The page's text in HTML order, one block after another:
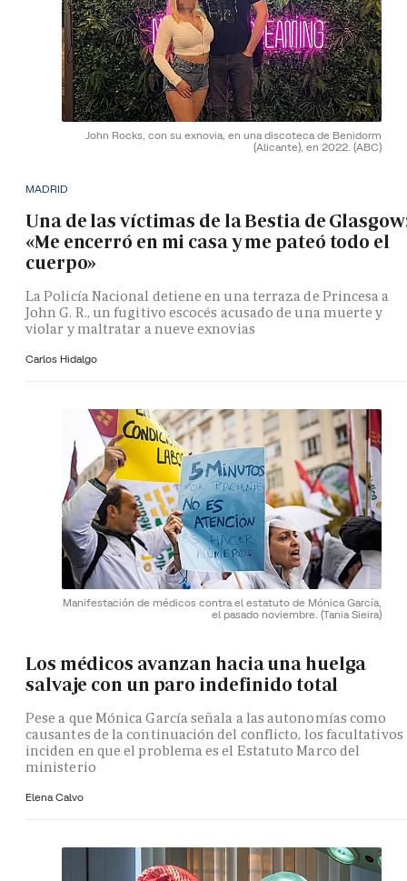
John Rocks, con su exnovia, en una discoteca de Benidorm
(Alicante), en 2022. (ABC)
MADRID
Una de las víctimas de la Bestia de
«Me encerró en mi casa y me pateó todo el
cuerpo»
La Policía Nacional detiene en una terraza de Princesa a
John G. R., un fugitivo escocés acusado de una muerte y
violar y maltratar a nueve exnovias
Carlos Hidalgo
Manifestación de médicos contra el estatuto de Mónica García,
el pasado noviembre. (Tania Sieira)
Los médicos avanzan hacia una huelga
salvaje con un paro indefinido total
Pese a que Mónica García señala a las autonomías como
causantes de la continuación del conflicto, los facultativos
inciden en que el problema es el Estatuto Marco del
ministerio
Elena Calvo